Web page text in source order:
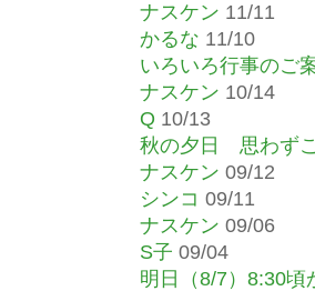
ナスケン 11/11
かるな 11/10
いろいろ行事のご
ナスケン 10/14
Q 10/13
秋の夕日 思わず
ナスケン 09/12
シンコ 09/11
ナスケン 09/06
S子 09/04
明日（8/7）8:30頃